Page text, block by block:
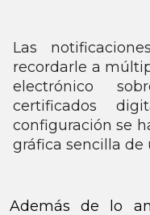
Las
recordarle a
electrónico
certificados
configuración se
gráfica sencilla de
Además de lo